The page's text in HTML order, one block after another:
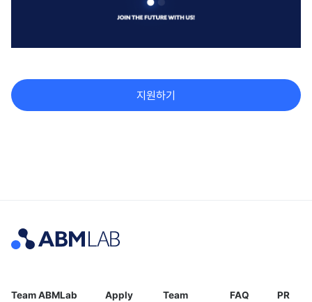
지원하기
Team ABMLab Apply Team FAQ PR